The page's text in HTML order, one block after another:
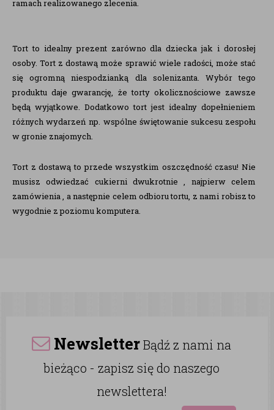
ramach realizowanego zlecenia.
Tort to idealny prezent zarówno dla dziecka jak i dorosłej
osoby. Tort z dostawą może sprawić wiele radości, może stać
się ogromną niespodzianką dla solenizanta. Wybór tego
produktu daje gwarancję, że torty okolicznościowe zawsze
będą wyjątkowe. Dodatkowo tort jest idealny dopełnieniem
różnych wydarzeń np. wspólne świętowanie sukcesu zespołu
w gronie znajomych.
Tort z dostawą to przede wszystkim oszczędność czasu! Nie
musisz odwiedzać cukierni dwukrotnie , najpierw celem
zamówienia , a następnie celem odbioru tortu, z nami robisz to
wygodnie z poziomu komputera.
NewsletterBądź z nami na
bieżąco - zapisz się do naszego
newslettera!